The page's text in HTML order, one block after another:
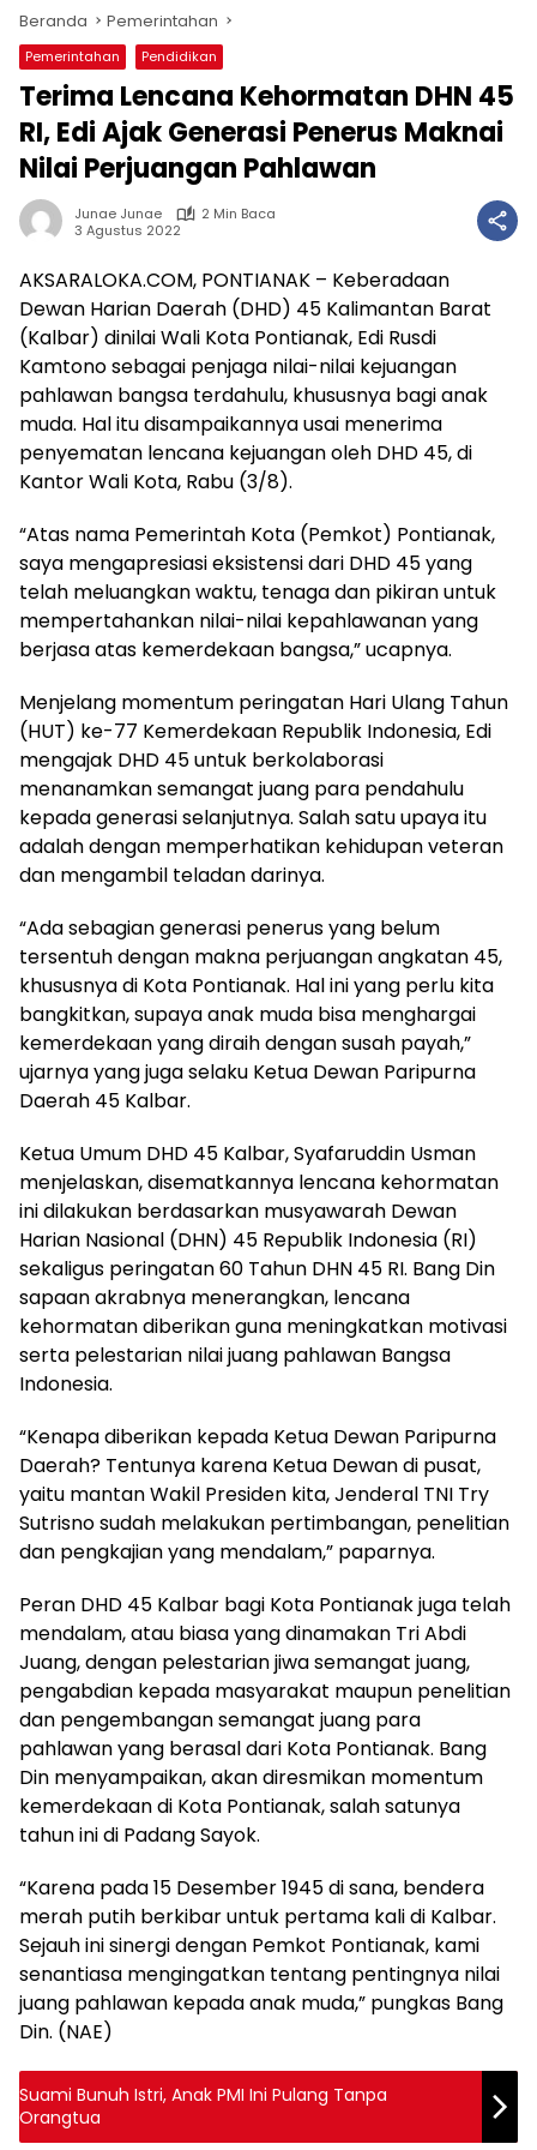
Beranda Pemerintahan
Pemerintahan Pendidikan
Terima Lencana Kehormatan DHN 45
RI, Edi Ajak Generasi Penerus Maknai
Nilai Perjuangan Pahlawan
Junae Junae
2 Min Baca
3 Agustus 2022
AKSARALOKA.COM, PONTIANAK – Keberadaan
Dewan Harian Daerah (DHD) 45 Kalimantan Barat
(Kalbar) dinilai Wali Kota Pontianak, Edi Rusdi
Kamtono sebagai penjaga nilai-nilai kejuangan
pahlawan bangsa terdahulu, khususnya bagi anak
muda. Hal itu disampaikannya usai menerima
penyematan lencana kejuangan oleh DHD 45, di
Kantor Wali Kota, Rabu (3/8).
“Atas nama Pemerintah Kota (Pemkot) Pontianak,
saya mengapresiasi eksistensi dari DHD 45 yang
telah meluangkan waktu, tenaga dan pikiran untuk
mempertahankan nilai-nilai kepahlawanan yang
berjasa atas kemerdekaan bangsa,” ucapnya.
Menjelang momentum peringatan Hari Ulang Tahun
(HUT) ke-77 Kemerdekaan Republik Indonesia, Edi
mengajak DHD 45 untuk berkolaborasi
menanamkan semangat juang para pendahulu
kepada generasi selanjutnya. Salah satu upaya itu
adalah dengan memperhatikan kehidupan veteran
dan mengambil teladan darinya.
“Ada sebagian generasi penerus yang belum
tersentuh dengan makna perjuangan angkatan 45,
khususnya di Kota Pontianak. Hal ini yang perlu kita
bangkitkan, supaya anak muda bisa menghargai
kemerdekaan yang diraih dengan susah payah,”
ujarnya yang juga selaku Ketua Dewan Paripurna
Daerah 45 Kalbar.
Ketua Umum DHD 45 Kalbar, Syafaruddin Usman
menjelaskan, disematkannya lencana kehormatan
ini dilakukan berdasarkan musyawarah Dewan
Harian Nasional (DHN) 45 Republik Indonesia (RI)
sekaligus peringatan 60 Tahun DHN 45 RI. Bang Din
sapaan akrabnya menerangkan, lencana
kehormatan diberikan guna meningkatkan motivasi
serta pelestarian nilai juang pahlawan Bangsa
Indonesia.
“Kenapa diberikan kepada Ketua Dewan Paripurna
Daerah? Tentunya karena Ketua Dewan di pusat,
yaitu mantan Wakil Presiden kita, Jenderal TNI Try
Sutrisno sudah melakukan pertimbangan, penelitian
dan pengkajian yang mendalam,” paparnya.
Peran DHD 45 Kalbar bagi Kota Pontianak juga telah
mendalam, atau biasa yang dinamakan Tri Abdi
Juang, dengan pelestarian jiwa semangat juang,
pengabdian kepada masyarakat maupun penelitian
dan pengembangan semangat juang para
pahlawan yang berasal dari Kota Pontianak. Bang
Din menyampaikan, akan diresmikan momentum
kemerdekaan di Kota Pontianak, salah satunya
tahun ini di Padang Sayok.
“Karena pada 15 Desember 1945 di sana, bendera
merah putih berkibar untuk pertama kali di Kalbar.
Sejauh ini sinergi dengan Pemkot Pontianak, kami
senantiasa mengingatkan tentang pentingnya nilai
juang pahlawan kepada anak muda,” pungkas Bang
Din. (NAE)
Suami Bunuh Istri, Anak PMI Ini Pulang Tanpa
Orangtua